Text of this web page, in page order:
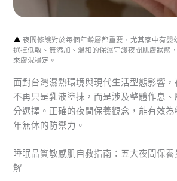
▲ 夜間修護對於每個年齡層都重要，尤其家中有嬰
選擇低敏、無添加、溫和的保濕守護夜間肌膚狀態
來膚況穩定。
面對台灣濕熱環境與現代生活型態影響
不再只是乳液塗抹，而是涉及整體作息
分選擇。正確的夜間保養觀念，能有效
年無休的防禦力。
睡眠品質敏感肌自救指南：五大夜間保
解